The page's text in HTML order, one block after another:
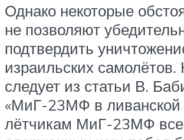
Однако некоторые
не позволяют
подтвердить
израильских самолётов.
следует из статьи В.
«МиГ-23МФ в ливанской
лётчикам МиГ-23МФ все